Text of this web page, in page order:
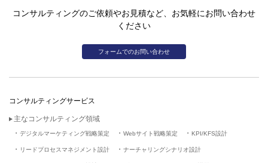
コンサルティングのご依頼やお見積など、お気軽にお問い合わせ
ください
フォームでのお問い合わせ
コンサルティングサービス
主なコンサルティング領域
デジタルマーケティング戦略策定 Webサイト戦略策定 KPI/KFS設計
リードプロセスマネジメント設計 ナーチャリングシナリオ設計